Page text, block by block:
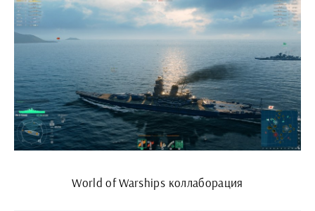
World of Warships коллаборация